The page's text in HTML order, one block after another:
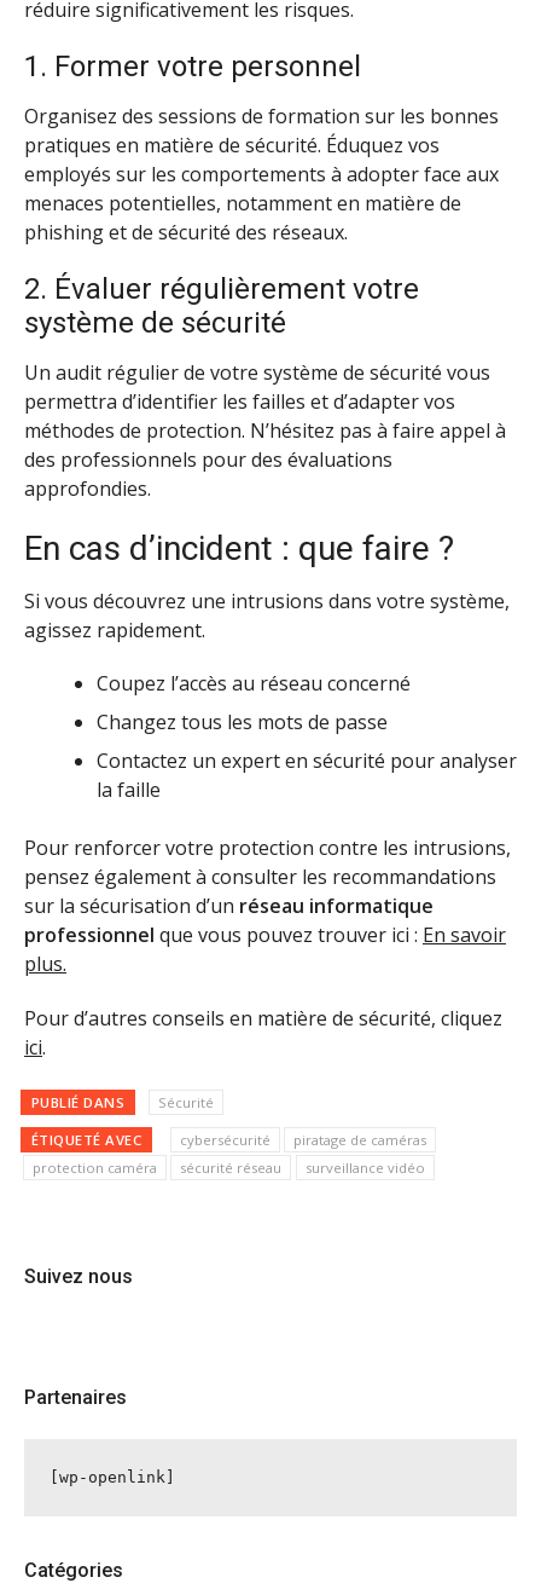
réduire significativement les risques.
1. Former votre personnel
Organisez des sessions de formation sur les bonnes
pratiques en matière de sécurité. Éduquez vos
employés sur les comportements à adopter face aux
menaces potentielles, notamment en matière de
phishing et de sécurité des réseaux.
2. Évaluer régulièrement votre
système de sécurité
Un audit régulier de votre système de sécurité vous
permettra d’identifier les failles et d’adapter vos
méthodes de protection. N’hésitez pas à faire appel à
des professionnels pour des évaluations
approfondies.
En cas d’incident : que faire ?
Si vous découvrez une intrusions dans votre système,
agissez rapidement.
Coupez l’accès au réseau concerné
Changez tous les mots de passe
Contactez un expert en sécurité pour analyser
la faille
Pour renforcer votre protection contre les intrusions,
pensez également à consulter les recommandations
sur la sécurisation d’un réseau informatique
professionnel que vous pouvez trouver ici : En savoir
plus.
Pour d’autres conseils en matière de sécurité, cliquez
ici.
PUBLIÉ DANS Sécurité
ÉTIQUETÉ AVEC cybersécurité
piratage de caméras
protection caméra
sécurité réseau surveillance vidéo
Suivez nous
Partenaires
[wp-openlink]
Catégories